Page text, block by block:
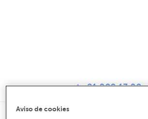
21 000 13 00
Aviso de cookies